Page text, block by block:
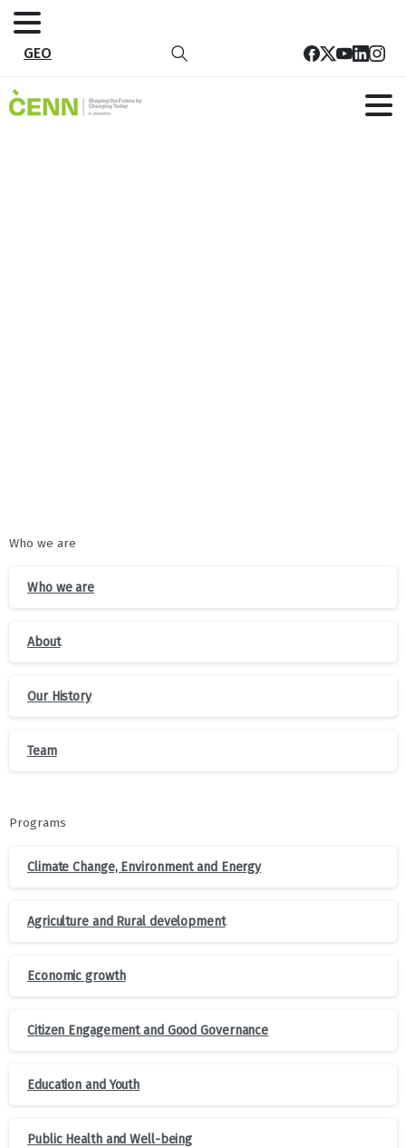
GEO
Who we are
Who we are
About
Our History
Team
Programs
Climate Change, Environment and Energy
Agriculture and Rural development
Economic growth
Citizen Engagement and Good Governance
Education and Youth
Public Health and Well-being